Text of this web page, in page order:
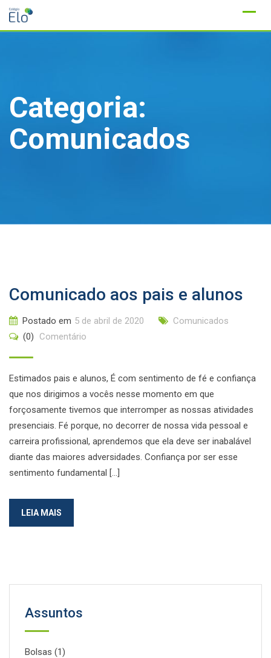
para
Categoria:
Comunicados
Comunicado aos pais e alunos
Postado em 5 de abril de 2020
Comunicados
(0)
Comentário
Estimados pais e alunos, É com sentimento de fé e confiança
que nos dirigimos a vocês nesse momento em que
forçosamente tivemos que interromper as nossas atividades
presenciais. Fé porque, no decorrer de nossa vida pessoal e
carreira profissional, aprendemos que ela deve ser inabalável
diante das maiores adversidades. Confiança por ser esse
sentimento fundamental […]
LEIA MAIS
Assuntos
Bolsas (1)